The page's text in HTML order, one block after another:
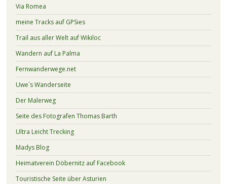
Via Romea
meine Tracks auf GPSies
Trail aus aller Welt auf Wikiloc
Wandern auf La Palma
Fernwanderwege.net
Uwe´s Wanderseite
Der Malerweg
Seite des Fotografen Thomas Barth
Ultra Leicht Trecking
Madys Blog
Heimatverein Döbernitz auf Facebook
Touristische Seite über Asturien